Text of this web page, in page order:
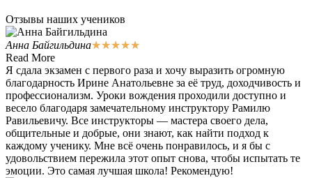
Отзывы наших учеников
Анна Байгильдина★★★★★
Read More
Я сдала экзамен с первого раза и хочу выразить огромную
благодарность Ирине Анатольевне за её труд, доходчивость и
профессионализм. Уроки вождения проходили доступно и
весело благодаря замечательному инструктору Рамилю
Равильевичу. Все инструкторы — мастера своего дела,
общительные и добрые, они знают, как найти подход к
каждому ученику. Мне всё очень понравилось, и я бы с
удовольствием пережила этот опыт снова, чтобы испытать те
эмоции. Это самая лучшая школа! Рекомендую!